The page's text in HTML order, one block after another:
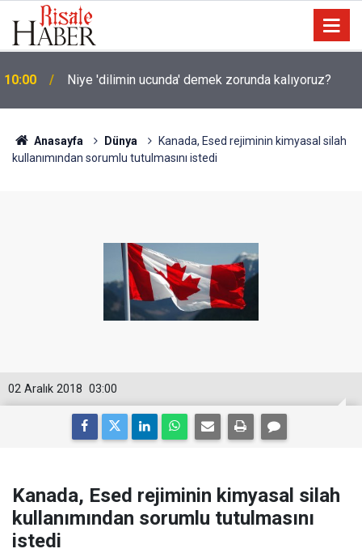
10:00 Niye 'dilimin ucunda' demek zorunda kalıyoruz?
Anasayfa Dünya
Kanada, Esed rejiminin kimyasal silah
kullanımından sorumlu tutulmasını istedi
03:00
02 Aralık 2018
Kanada, Esed rejiminin kimyasal silah
kullanımından sorumlu tutulmasını
istedi